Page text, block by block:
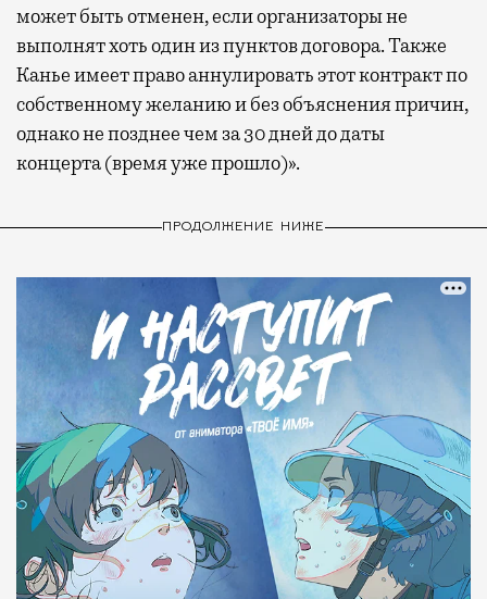
может быть отменен, если организаторы не
выполнят хоть один из пунктов договора. Также
Канье имеет право аннулировать этот контракт по
собственному желанию и без объяснения причин,
однако не позднее чем за 30 дней до даты
концерта (время уже прошло)».
ПРОДОЛЖЕНИЕ НИЖЕ